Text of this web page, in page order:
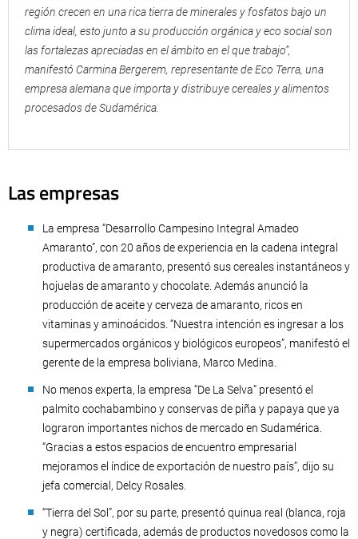
región crecen en una rica tierra de minerales y fosfatos bajo un
clima ideal, esto junto a su producción orgánica y eco social son
las fortalezas apreciadas en el ámbito en el que trabajo”,
manifestó Carmina Bergerem, representante de Eco Terra, una
empresa alemana que importa y distribuye cereales y alimentos
procesados de Sudamérica.
Las empresas
La empresa “Desarrollo Campesino Integral Amadeo
Amaranto”, con 20 años de experiencia en la cadena integral
productiva de amaranto, presentó sus cereales instantáneos y
hojuelas de amaranto y chocolate. Además anunció la
producción de aceite y cerveza de amaranto, ricos en
vitaminas y aminoácidos. “Nuestra intención es ingresar a los
supermercados orgánicos y biológicos europeos”, manifestó el
gerente de la empresa boliviana, Marco Medina.
No menos experta, la empresa “De La Selva” presentó el
palmito cochabambino y conservas de piña y papaya que ya
lograron importantes nichos de mercado en Sudamérica.
“Gracias a estos espacios de encuentro empresarial
mejoramos el índice de exportación de nuestro país”, dijo su
jefa comercial, Delcy Rosales.
“Tierra del Sol”, por su parte, presentó quinua real (blanca, roja
y negra) certificada, además de productos novedosos como la